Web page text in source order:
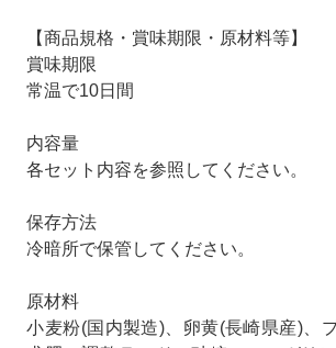
【商品規格・賞味期限・原材料等】
賞味期限
常温で10日間
内容量
各セット内容を参照してください。
保存方法
冷暗所で保管してください。
原材料
小麦粉(国内製造)、卵黄(長崎県産)、